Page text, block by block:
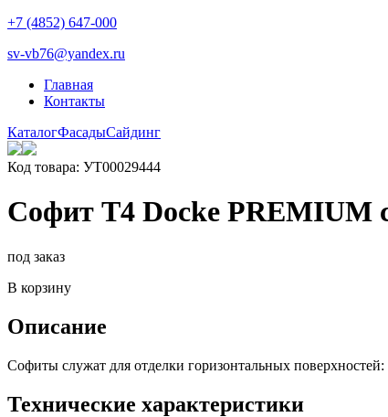
+7 (4852) 647-000
sv-vb76@yandex.ru
Главная
Контакты
КаталогФасадыСайдинг
Код товара: УТ00029444
Софит Т4 Docke PREMIUM
под заказ
В корзину
Описание
Софиты служат для отделки горизонтальных
Технические характеристики